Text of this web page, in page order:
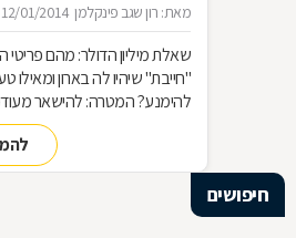
מאת: רון שגב פינקלמן 12/01/2014
"חייבת" שיהיו לה בארון ומאילו
להימנע? המטרה: להישאר
מבלי להחליף מלתחה שלמה
חיפושים